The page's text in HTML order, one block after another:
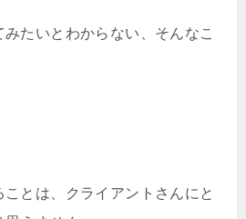
たいとわからない、そんなこ
とは、クライアントさんにと